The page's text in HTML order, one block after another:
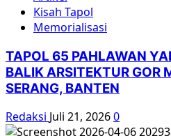
Kisah Tapol
Memorialisasi
TAPOL 65 PAHLAWAN
BALIK ARSITEKTUR GOR
SERANG, BANTEN
Redaksi Juli 21, 20260